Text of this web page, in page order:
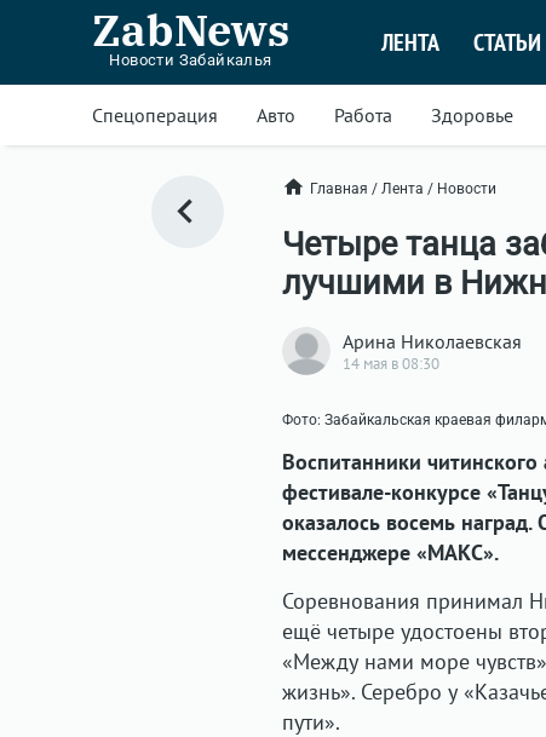
ZabNews
Новости Забайкалья
ЛЕНТА СТАТЬИ
Спецоперация Авто Работа Здоровье
Главная / Лента / Новости
Четыре танца
лучшими в
Арина Николаевская
14 мая в 08:30
Фото: Забайкальская краевая
Воспитанники
фестивале-конкурсе
оказалось восемь
мессенджере «МАКС».
Соревнования принимал
ещё четыре удостоены
«Между нами море
жизнь». Серебро у
пути».